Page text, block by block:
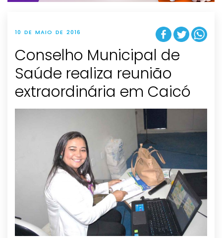
10 DE MAIO DE 2016
Conselho Municipal de
Saúde realiza reunião
extraordinária em Caicó